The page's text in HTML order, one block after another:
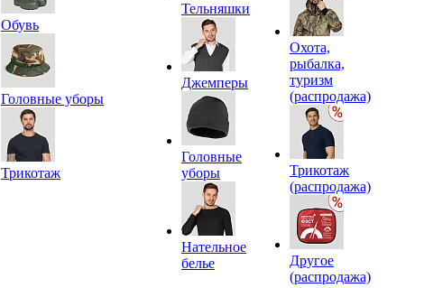
Обувь
Головные уборы
Трикотаж
Тельняшки
Джемперы
Головные
уборы
Нательное
белье
Охота,
рыбалка,
туризм
(распродажа)
Трикотаж
(распродажа)
Другое
(распродажа)